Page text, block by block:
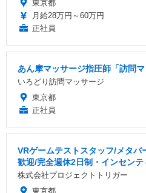
東京都
月給28万円～60万円
正社員
あん摩マッサージ指圧師「訪問
いろどり訪問マッサージ
東京都
正社員
VRゲームテストスタッフ/メタバ
歓迎/完全週休2日制・インセンテ
株式会社プロジェクトトリガー
東京都